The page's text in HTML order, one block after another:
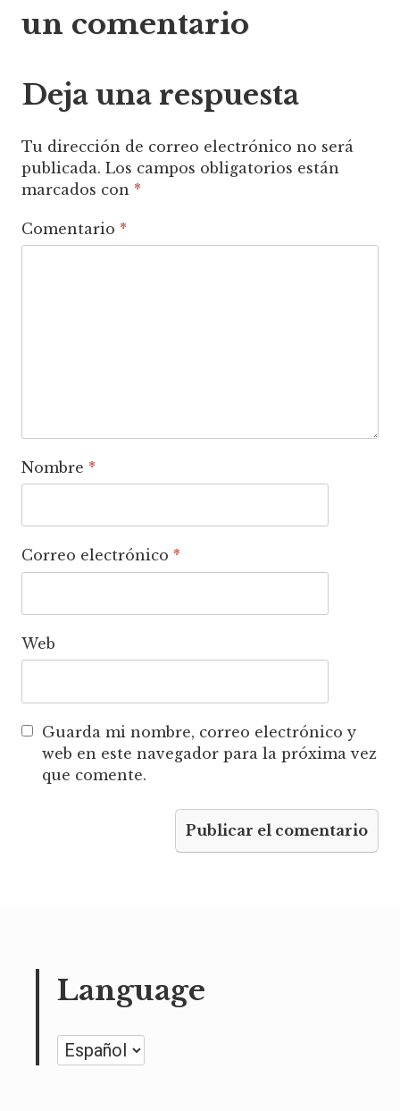
un comentario
Deja una respuesta
Tu dirección de correo electrónico no será
publicada. Los campos obligatorios están
marcados con *
Comentario *
Nombre *
Correo electrónico *
Web
Guarda mi nombre, correo electrónico y
web en este navegador para la próxima vez
que comente.
Language
Language